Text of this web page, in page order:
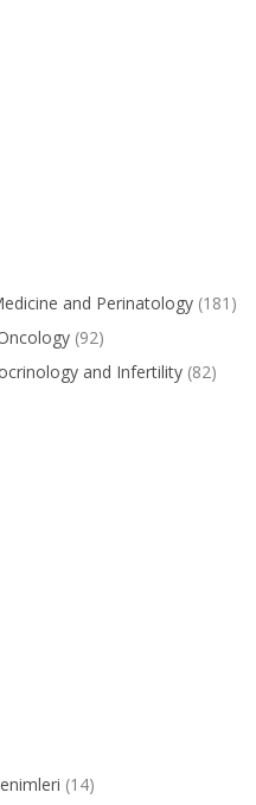
and Perinatology (181)
(92)
and Infertility (82)
(14)